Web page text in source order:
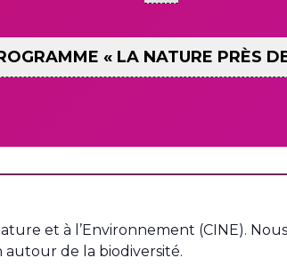
« LA NATURE PRÈS
et à l’Environnement (CINE).
autour de la biodiversité.